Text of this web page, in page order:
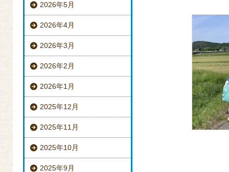
2026年5月
2026年4月
2026年3月
2026年2月
2026年1月
2025年12月
2025年11月
2025年10月
2025年9月